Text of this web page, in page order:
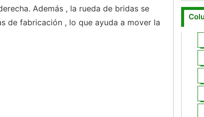
Además , la rueda de bridas se
de fabricación , lo que ayuda a mover la